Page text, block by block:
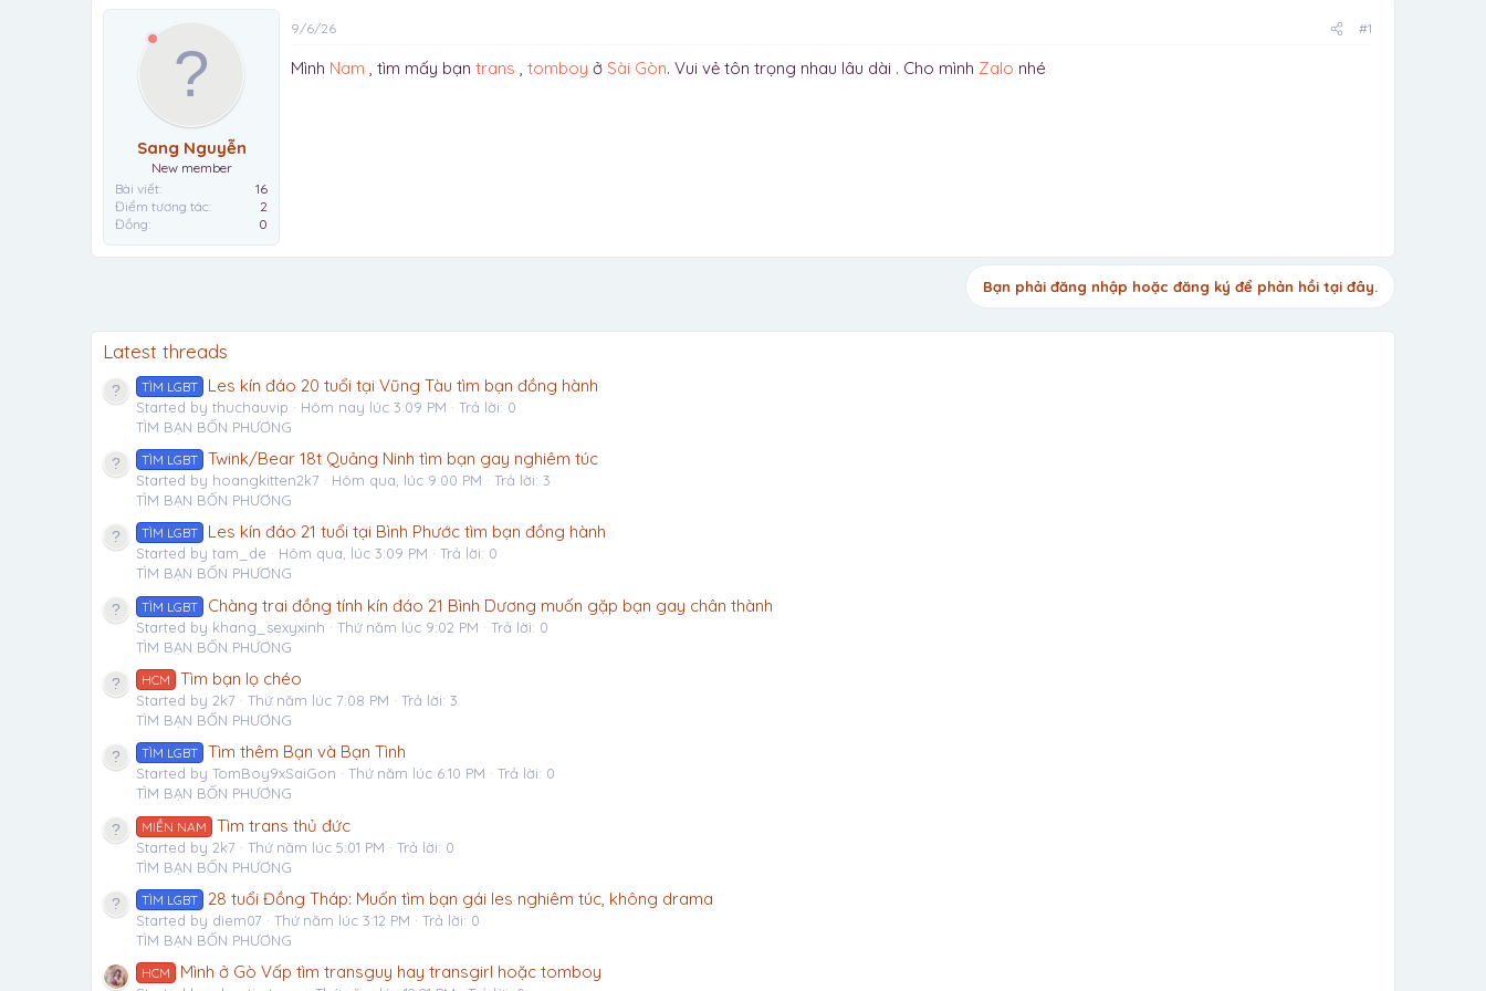
Sang Nguyễn
New member
Bài viết
16
Điểm tương tác
2
Đồng
0
9/6/26 #1
Mình Nam , tìm mấy bạn trans , tomboy ở Sài Gòn. Vui vẻ tôn trọng nhau lâu dài . Cho mình Zalo nhé
Bạn phải đăng nhập hoặc đăng ký để phản hồi tại đây.
Latest threads
TÌM LGBT Les kín đáo 20 tuổi tại Vũng Tàu tìm bạn đồng hành
Started by thuchauvip Hôm nay lúc 3:09 PM
Trả lời: 0
TÌM BẠN BỐN PHƯƠNG
TÌM LGBT Twink/Bear 18t Quảng Ninh tìm bạn gay nghiêm túc
Started by hoangkitten2k7 Hôm qua, lúc 9:00 PM
Trả lời: 3
TÌM BẠN BỐN PHƯƠNG
TÌM LGBT Les kín đáo 21 tuổi tại Bình Phước tìm bạn đồng hành
Started by tam_de Hôm qua, lúc 3:09 PM
Trả lời: 0
TÌM BẠN BỐN PHƯƠNG
TÌM LGBT Chàng trai đồng tính kín đáo 21 Bình Dương muốn gặp bạn gay chân thành
Started by khang_sexyxinh Thứ năm lúc 9:02 PM
Trả lời: 0
TÌM BẠN BỐN PHƯƠNG
HCM Tìm bạn lọ chéo
Started by 2k7 Thứ năm lúc 7:08 PM
Trả lời: 3
TÌM BẠN BỐN PHƯƠNG
TÌM LGBT Tìm thêm Bạn và Bạn Tình
Started by TomBoy9xSaiGon Thứ năm lúc 6:10 PM
Trả lời: 0
TÌM BẠN BỐN PHƯƠNG
MIỀN NAM Tìm trans thủ đức
Started by 2k7 Thứ năm lúc 5:01 PM
Trả lời: 0
TÌM BẠN BỐN PHƯƠNG
TÌM LGBT 28 tuổi Đồng Tháp: Muốn tìm bạn gái les nghiêm túc, không drama
Started by diem07 Thứ năm lúc 3:12 PM
Trả lời: 0
TÌM BẠN BỐN PHƯƠNG
HCM Mình ở Gò Vấp tìm transguy hay transgirl hoặc tomboy